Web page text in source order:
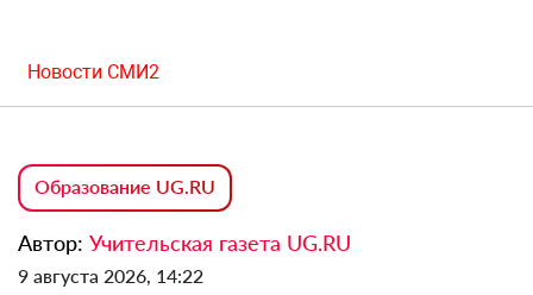
Новости СМИ2
Образование UG.RU
Автор: Учительская газета UG.RU
9 августа 2026, 14:22